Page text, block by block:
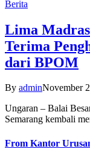
Berita
Lima
Terima
dari BPOM
By adminNovember
Ungaran – Balai
Semarang kembali
From Kantor